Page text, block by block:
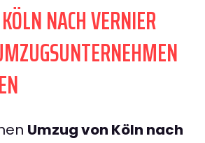
NACH VERNIER
Umzug von Köln nach